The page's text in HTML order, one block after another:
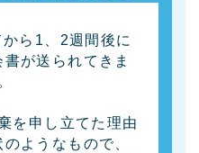
ら1、2週間後に
が送られてきま
を申し立てた理由
ようなもので、